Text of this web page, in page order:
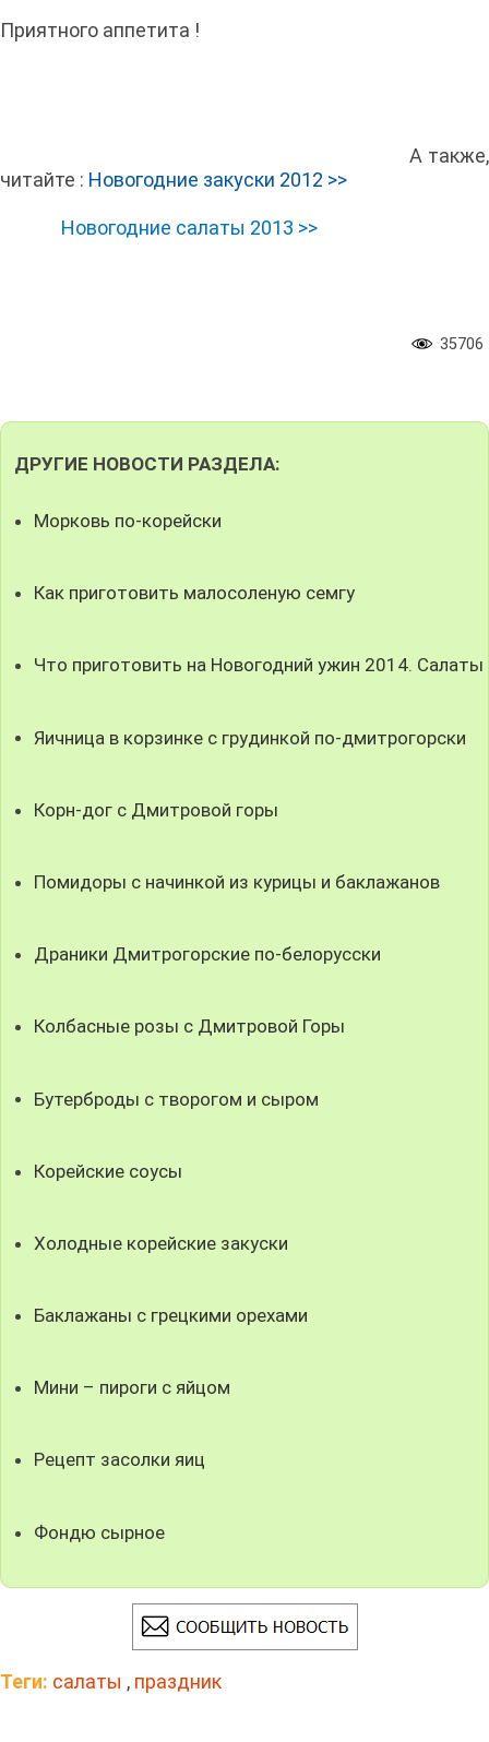
Приятного аппетита !
А также,
читайте : Новогодние закуски 2012 >>
Новогодние салаты 2013 >>
35706
ДРУГИЕ НОВОСТИ РАЗДЕЛА:
Морковь по-корейски
Как приготовить малосоленую семгу
Что приготовить на Новогодний ужин 2014. Салаты
Яичница в корзинке с грудинкой по-дмитрогорски
Корн-дог с Дмитровой горы
Помидоры с начинкой из курицы и баклажанов
Драники Дмитрогорские по-белорусски
Колбасные розы с Дмитровой Горы
Бутерброды с творогом и сыром
Корейские соусы
Холодные корейские закуски
Баклажаны с грецкими орехами
Мини – пироги с яйцом
Рецепт засолки яиц
Фондю сырное
Теги: салаты , праздник